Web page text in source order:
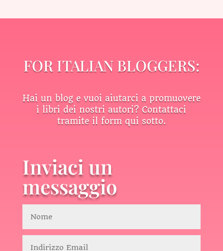
FOR ITALIAN BLOGGERS:
Hai un blog e vuoi aiutarci a promuovere
i libri dei nostri autori? Contattaci
tramite il form qui sotto.
Inviaci un
messaggio